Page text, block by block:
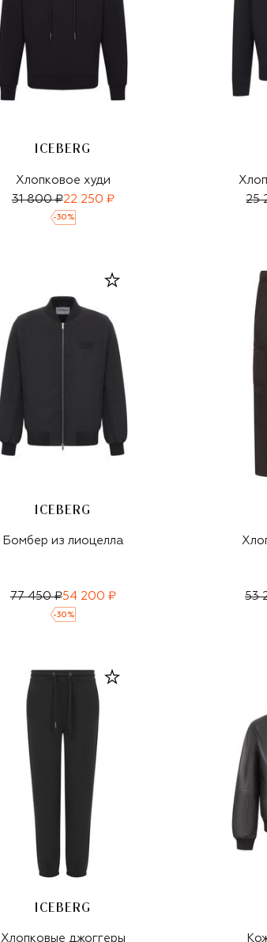
ICEBERG
Хлопковое худи
31 800 ₽22 250 ₽
-30 %
25
ICEBERG
Бомбер из лиоцелла
77 450 ₽54 200 ₽
-30 %
53
ICEBERG
Хлопковые джоггеры